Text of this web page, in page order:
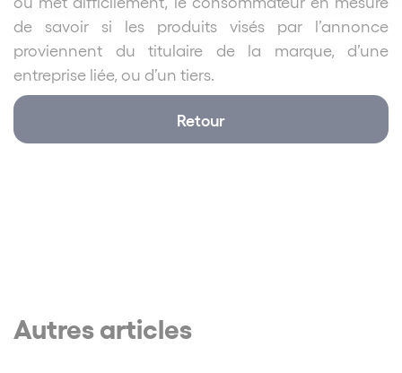
de savoir si les produits visés par l’annonce
proviennent du titulaire de la marque, d’une
entreprise liée, ou d’un tiers.
Retour
Autres articles